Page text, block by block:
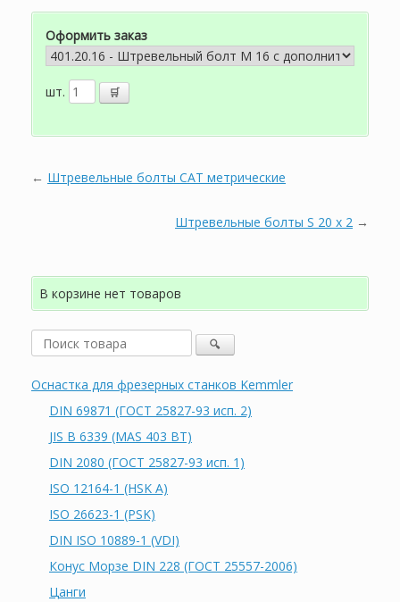
Оформить заказ
шт.
← Штревельные болты CAT метрические
Штревельные болты S 20 x 2 →
В корзине нет товаров
Оснастка для фрезерных станков Kemmler
DIN 69871 (ГОСТ 25827-93 исп. 2)
JIS B 6339 (MAS 403 BT)
DIN 2080 (ГОСТ 25827-93 исп. 1)
ISO 12164-1 (HSK A)
ISO 26623-1 (PSK)
DIN ISO 10889-1 (VDI)
Конус Морзе DIN 228 (ГОСТ 25557-2006)
Цанги